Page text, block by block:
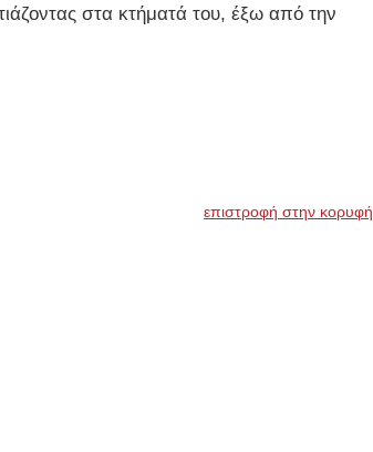
στα κτήματά του, έξω από την
επιστροφή στην κορυφή